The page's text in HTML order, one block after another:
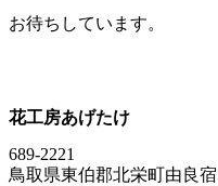
お待ちしています。
花工房あげたけ
689-2221
鳥取県東伯郡北栄町由良宿